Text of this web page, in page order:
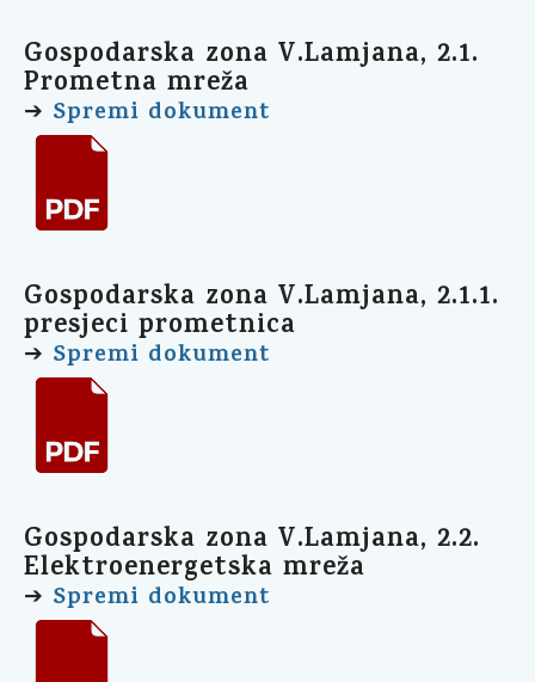
Gospodarska zona V.Lamjana, 2.1.
Prometna mreža
➔ Spremi dokument
Gospodarska zona V.Lamjana, 2.1.1.
presjeci prometnica
➔ Spremi dokument
Gospodarska zona V.Lamjana, 2.2.
Elektroenergetska mreža
➔ Spremi dokument